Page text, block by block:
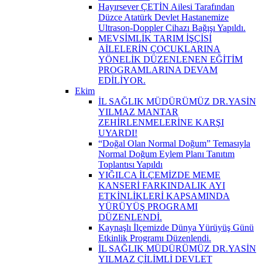
Hayırsever ÇETİN Ailesi Tarafından
Düzce Atatürk Devlet Hastanemize
Ultrason-Doppler Cihazı Bağışı Yapıldı.
MEVSİMLİK TARIM İŞÇİSİ
AİLELERİN ÇOCUKLARINA
YÖNELİK DÜZENLENEN EĞİTİM
PROGRAMLARINA DEVAM
EDİLİYOR.
Ekim
İL SAĞLIK MÜDÜRÜMÜZ DR.YASİN
YILMAZ MANTAR
ZEHİRLENMELERİNE KARŞI
UYARDI!
“Doğal Olan Normal Doğum” Temasıyla
Normal Doğum Eylem Planı Tanıtım
Toplantısı Yapıldı
YIĞILCA İLÇEMİZDE MEME
KANSERİ FARKINDALIK AYI
ETKİNLİKLERİ KAPSAMINDA
YÜRÜYÜŞ PROGRAMI
DÜZENLENDİ.
Kaynaşlı İlçemizde Dünya Yürüyüş Günü
Etkinlik Programı Düzenlendi.
İL SAĞLIK MÜDÜRÜMÜZ DR.YASİN
YILMAZ ÇİLİMLİ DEVLET